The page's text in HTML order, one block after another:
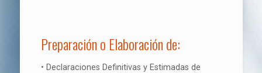
Preparación o Elaboración de:
• Declaraciones Definitivas y Estimadas de